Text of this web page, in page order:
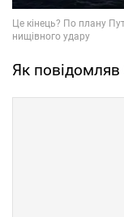
Як повідомляв